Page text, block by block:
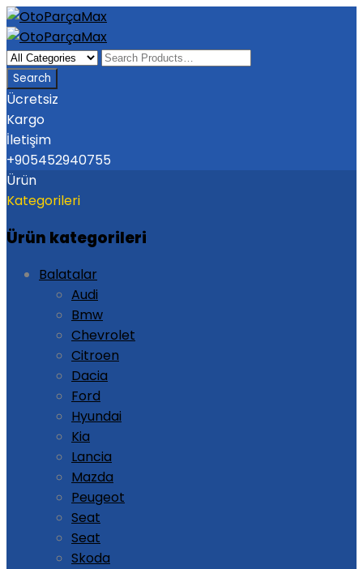
Ücretsiz
Kargo
İletişim
+905452940755
Ürün
Kategorileri
Ürün kategorileri
Balatalar
Audi
Bmw
Chevrolet
Citroen
Dacia
Ford
Hyundai
Kia
Lancia
Mazda
Peugeot
Seat
Seat
Skoda